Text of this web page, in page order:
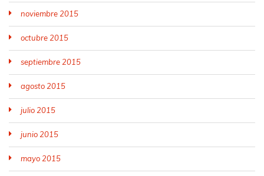
noviembre 2015
octubre 2015
septiembre 2015
agosto 2015
julio 2015
junio 2015
mayo 2015